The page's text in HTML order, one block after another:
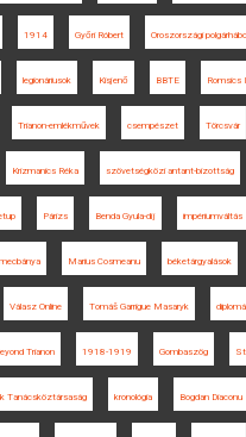
1914 Győri Róbert Oroszországi
legionáriusok Kisjenő BBTE Romsics
Trianon-emlékművek csempészet Törcsvár
Krizmanics Réka szövetségközi antant-bizottság
Párizs Benda Gyula-díj impériumváltás
Marius Cosmeanu béketárgyalások
Válasz Online Tomáš Garrigue Masaryk
Trianon 1918-1919 Gombaszög
Tanácsköztársaság kronológia Bogdan Diaconu